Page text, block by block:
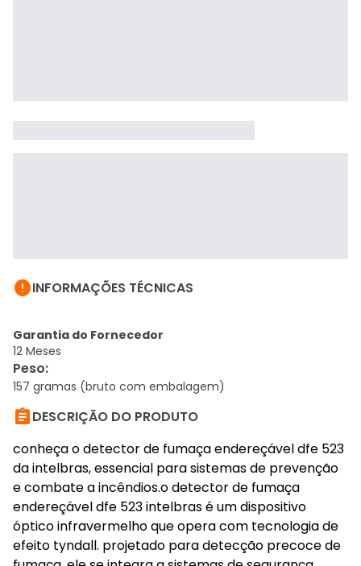
INFORMAÇÕES TÉCNICAS
Garantia do Fornecedor
12 Meses
Peso:
157 gramas (bruto com embalagem)
DESCRIÇÃO DO PRODUTO
conheça o detector de fumaça endereçável dfe 523
da intelbras, essencial para sistemas de prevenção
e combate a incêndios.o detector de fumaça
endereçável dfe 523 intelbras é um dispositivo
óptico infravermelho que opera com tecnologia de
efeito tyndall. projetado para detecção precoce de